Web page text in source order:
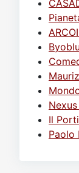
Byoblu
Il
Paolo